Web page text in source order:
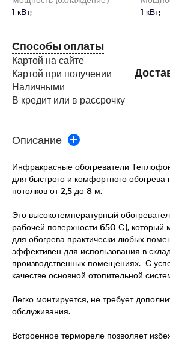
1 кВт;
1 кВт;
Способы оплаты
Картой на сайте
Картой при получении
Наличными
В кредит или в рассрочку
Описание
Инфракрасные обогреватели
для быстрого и комфортного
потолков от 2,5 до 8 м.
Это высокотемпературный
рабочей поверхности 650 С), который
для обогрева практически любых
эффективен для использования в
производственных помещениях. С
качестве основной отопительной
Легко монтируется, не требует
обслуживания.
Встроенное термореле позволяет